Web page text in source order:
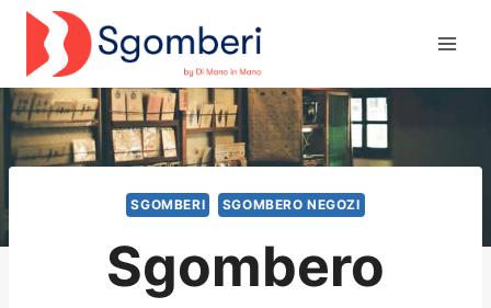
Salta
contenuto
SGOMBERI SGOMBERO NEGOZI
Sgombero